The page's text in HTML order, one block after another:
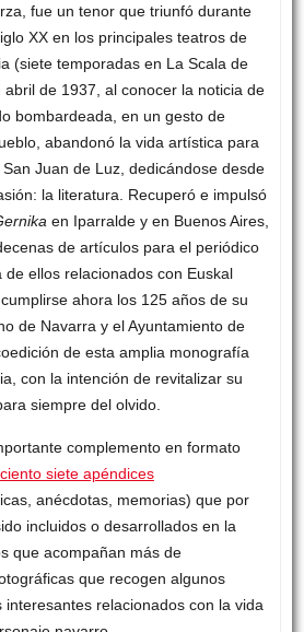
fue un tenor que triunfó durante
XX en los principales teatros de
(siete temporadas en La Scala de
abril de 1937, al conocer la noticia de
bombardeada, en un gesto de
abandonó la vida artística para
Juan de Luz, dedicándose desde
la literatura. Recuperó e impulsó
en Iparralde y en Buenos Aires,
de artículos para el periódico
de ellos relacionados con Euskal
ahora los 125 años de su
de Navarra y el Ayuntamiento de
de esta amplia monografía
con la intención de revitalizar su
siempre del olvido.
complemento en formato
ciento siete apéndices
anécdotas, memorias) que por
incluidos o desarrollados en la
que acompañan más de
que recogen algunos
relacionados con la vida